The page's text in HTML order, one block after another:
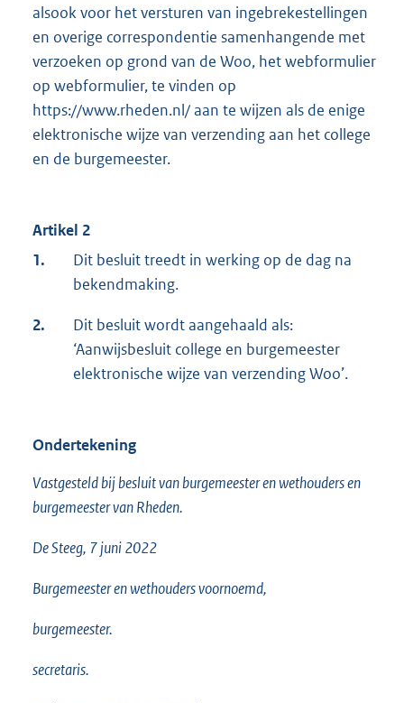
alsook voor het versturen van ingebrekestellingen
en overige correspondentie samenhangende met
verzoeken op grond van de Woo, het webformulier
op webformulier, te vinden op
https://www.rheden.nl/ aan te wijzen als de enige
elektronische wijze van verzending aan het college
en de burgemeester.
Artikel 2
1.
Dit besluit treedt in werking op de dag na
bekendmaking.
2.
Dit besluit wordt aangehaald als:
‘Aanwijsbesluit college en burgemeester
elektronische wijze van verzending Woo’.
Ondertekening
Vastgesteld bij besluit van burgemeester en wethouders en
burgemeester van Rheden.
De Steeg, 7 juni 2022
Burgemeester en wethouders voornoemd,
burgemeester.
secretaris.